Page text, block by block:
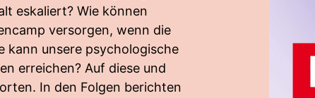
eskaliert? Wie können
versorgen, wenn die
kann unsere psychologische
erreichen? Auf diese und
In den Folgen berichten